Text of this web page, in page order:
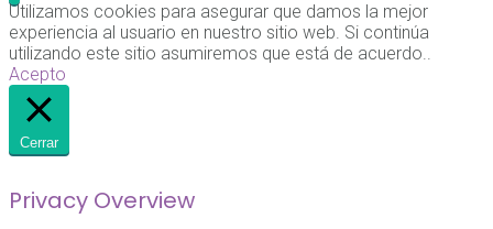
Utilizamos cookies para asegurar que damos la mejor
experiencia al usuario en nuestro sitio web. Si continúa
utilizando este sitio asumiremos que está de acuerdo..
Acepto
Cerrar
Privacy Overview